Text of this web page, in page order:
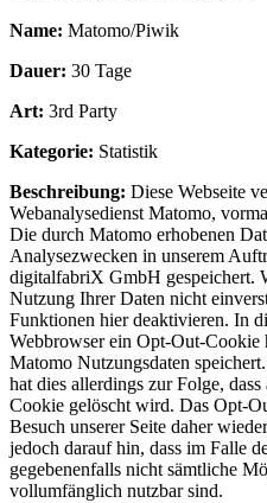
Name: Matomo/Piwik
Dauer: 30 Tage
Art: 3rd Party
Kategorie: Statistik
Beschreibung: Diese Webseite
Webanalysedienst Matomo,
Die durch Matomo erhobenen
Analysezwecken in unserem
digitalfabriX GmbH gespeichert.
Nutzung Ihrer Daten nicht
Funktionen hier deaktivieren. In
Webbrowser ein Opt-Out-Cookie
Matomo Nutzungsdaten
hat dies allerdings zur Folge,
Cookie gelöscht wird. Das Opt-
Besuch unserer Seite daher
jedoch darauf hin, dass im Falle
gegebenenfalls nicht sämtliche
vollumfänglich nutzbar sind.